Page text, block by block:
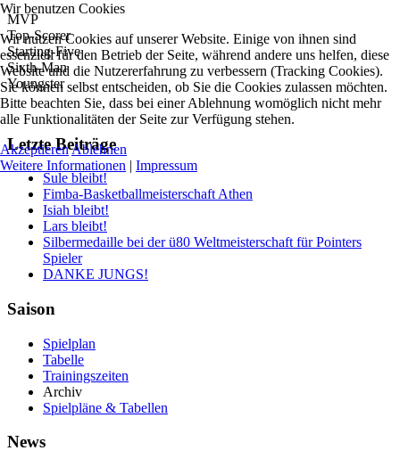
MVP
Top-Scorer
Starting-Five
Sixth-Man
Youngster
Letzte Beiträge
Sule bleibt!
Fimba-Basketballmeisterschaft Athen
Isiah bleibt!
Lars bleibt!
Silbermedaille bei der ü80 Weltmeisterschaft für Pointers
Spieler
DANKE JUNGS!
Saison
Spielplan
Tabelle
Trainingszeiten
Archiv
Spielpläne & Tabellen
News
Wir benutzen Cookies
Wir nutzen Cookies auf unserer Website. Einige von ihnen sind
essenziell für den Betrieb der Seite, während andere uns helfen, diese
Website und die Nutzererfahrung zu verbessern (Tracking Cookies).
Sie können selbst entscheiden, ob Sie die Cookies zulassen möchten.
Bitte beachten Sie, dass bei einer Ablehnung womöglich nicht mehr
alle Funktionalitäten der Seite zur Verfügung stehen.
AkzeptierenAblehnen
Weitere Informationen | Impressum